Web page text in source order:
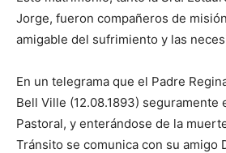
Jorge, fueron compañeros de
amigable del sufrimiento y las
En un telegrama que el Padre
Bell Ville (12.08.1893) seguramente
Pastoral, y enterándose de la
Tránsito se comunica con su amigo